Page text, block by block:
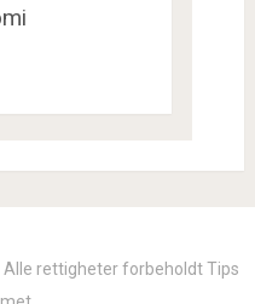
Alle rettigheter forbeholdtTips